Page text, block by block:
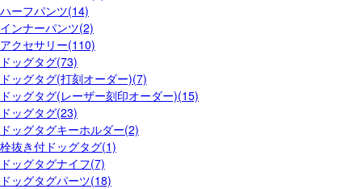
ハーフパンツ(14)
インナーパンツ(2)
アクセサリー(110)
ドッグタグ(73)
ドッグタグ(打刻オーダー)(7)
ドッグタグ(レーザー刻印オーダー)(15)
ドッグタグ(23)
ドッグタグキーホルダー(2)
栓抜き付ドッグタグ(1)
ドッグタグナイフ(7)
ドッグタグパーツ(18)